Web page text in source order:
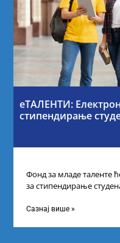
еТАЛЕНТИ:
стипендирање
Фонд за младе таленте
за стипендирање
Сазнај више »